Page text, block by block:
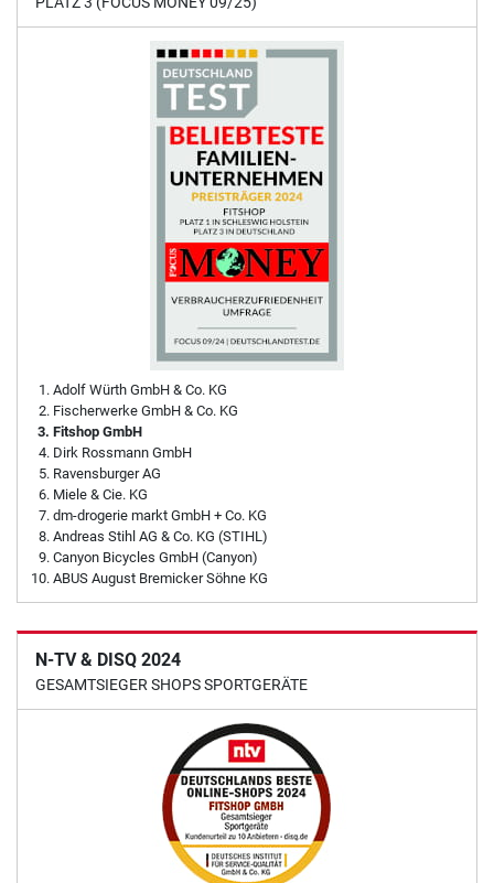
Adolf Würth GmbH & Co. KG
Fischerwerke GmbH & Co. KG
Fitshop GmbH
Dirk Rossmann GmbH
Ravensburger AG
Miele & Cie. KG
dm-drogerie markt GmbH + Co. KG
Andreas Stihl AG & Co. KG (STIHL)
Canyon Bicycles GmbH (Canyon)
ABUS August Bremicker Söhne KG
N-TV & DISQ 2024
GESAMTSIEGER SHOPS SPORTGERÄTE